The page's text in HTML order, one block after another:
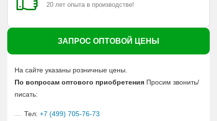
20 лет опыта в производстве!
ЗАПРОС ОПТОВОЙ ЦЕНЫ
На сайте указаны розничные цены.
По вопросам оптового приобретения Просим звонить/
писать:
Тел: +7 (499) 705-76-73